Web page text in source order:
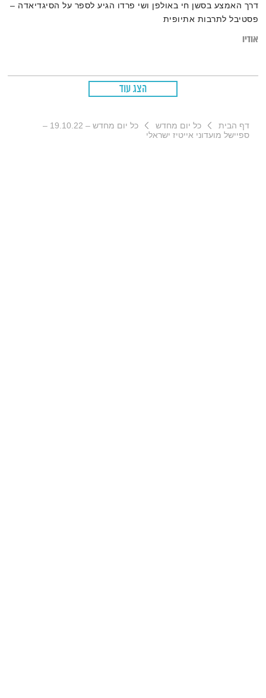
דרך האמצע בסשן חי באולפן ושי פרדו הגיע לספר על הסיגדיאדה –
פסטיבל לתרבות אתיופית
אודיו
הצג עוד
דף הבית כל יום מחדש
כל יום מחדש – 19.10.22 –
ספיישל מועדוני אייטיז ישראלי